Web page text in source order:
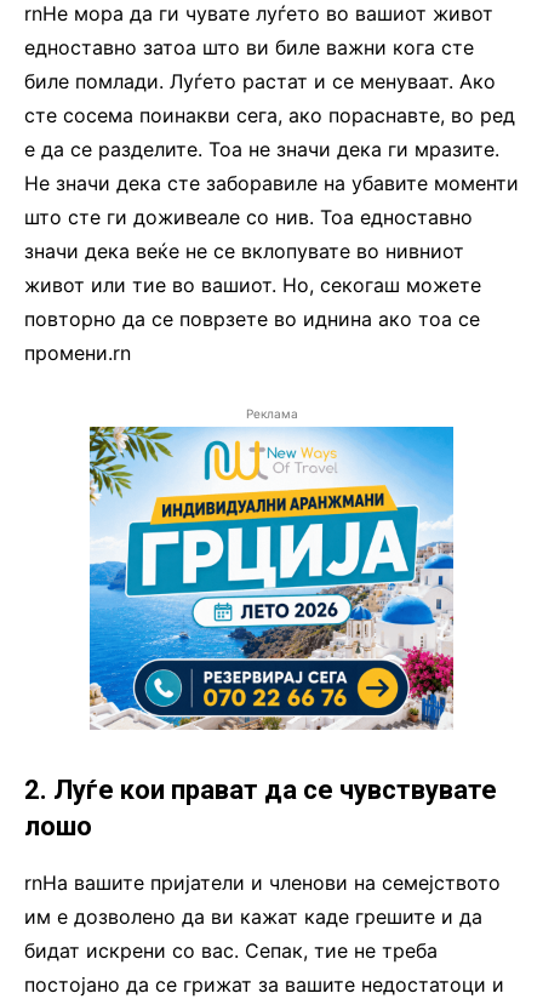
rnНе мора да ги чувате луѓето во вашиот живот
едноставно затоа што ви биле важни кога сте
биле помлади. Луѓето растат и се менуваат. Ако
сте сосема поинакви сега, ако пораснавте, во ред
е да се разделите. Тоа не значи дека ги мразите.
Не значи дека сте заборавиле на убавите моменти
што сте ги доживеале со нив. Тоа едноставно
значи дека веќе не се вклопувате во нивниот
живот или тие во вашиот. Но, секогаш можете
повторно да се поврзете во иднина ако тоа се
промени.rn
Реклама
2. Луѓе кои прават да се чувствувате
лошо
rnНа вашите пријатели и членови на семејството
им е дозволено да ви кажат каде грешите и да
бидат искрени со вас. Сепак, тие не треба
постојано да се грижат за вашите недостатоци и